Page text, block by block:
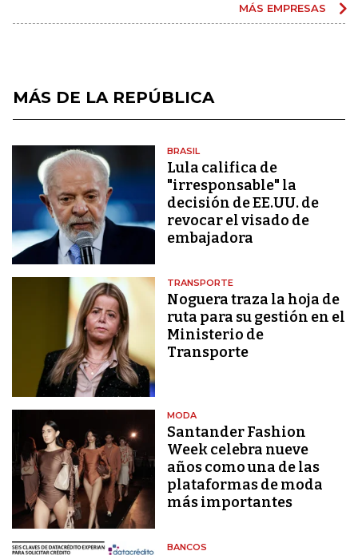
MÁS EMPRESAS
MÁS DE LA REPÚBLICA
BRASIL
Lula califica de
"irresponsable" la
decisión de EE.UU. de
revocar el visado de
embajadora
TRANSPORTE
Noguera traza la hoja de
ruta para su gestión en el
Ministerio de
Transporte
MODA
Santander Fashion
Week celebra nueve
años como una de las
plataformas de moda
más importantes
BANCOS